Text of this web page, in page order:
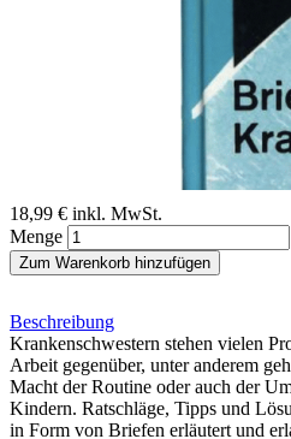
18,99 € inkl. MwSt.
Menge
Zum Warenkorb hinzufügen
Beschreibung
Krankenschwestern stehen vielen
Arbeit gegenüber, unter anderem
Macht der Routine oder auch der
Kindern. Ratschläge, Tipps und
in Form von Briefen erläutert und